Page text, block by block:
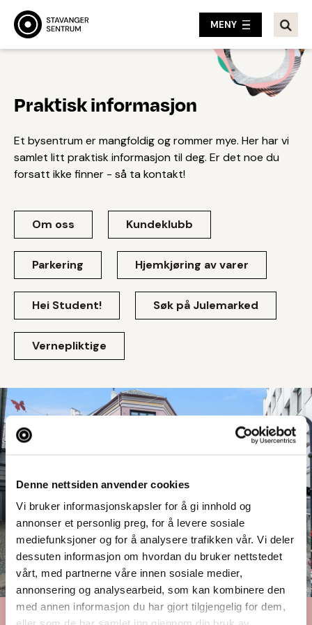
Denne nettsiden anvender cookies
Vi bruker informasjonskapsler for å gi innhold og
annonser et personlig preg, for å levere sosiale
mediefunksjoner og for å analysere trafikken vår. Vi deler
dessuten informasjon om hvordan du bruker nettstedet
vårt, med partnerne våre innen sosiale medier,
annonsering og analysearbeid, som kan kombinere den
med annen informasjon du har gjort tilgjengelig for dem,
MENY
Praktisk informasjon
Et bysentrum er mangfoldig og rommer mye. Her har vi
samlet litt praktisk informasjon til deg. Er det noe du
forsatt ikke finner - så ta kontakt!
Om oss Kundeklubb
Parkering Hjemkjøring av varer
Hei Student! Søk på Julemarked
Vernepliktige